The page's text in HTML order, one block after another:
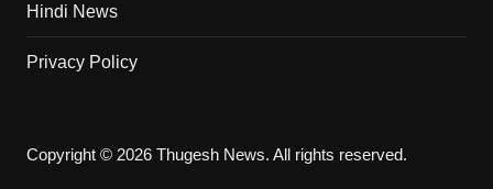
Hindi News
Privacy Policy
Copyright © 2026 Thugesh News. All rights reserved.